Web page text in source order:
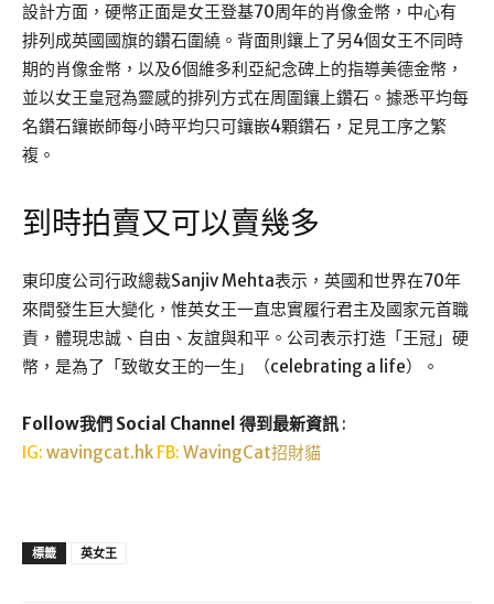
設計方面，硬幣正面是女王登基70周年的肖像金幣，中心有
排列成英國國旗的鑽石圍繞。背面則鑲上了另4個女王不同時
期的肖像金幣，以及6個維多利亞紀念碑上的指導美德金幣，
並以女王皇冠為靈感的排列方式在周圍鑲上鑽石。據悉平均每
名鑽石鑲嵌師每小時平均只可鑲嵌4顆鑽石，足見工序之繁
複。
到時拍賣又可以賣幾多
東印度公司行政總裁Sanjiv Mehta表示，英國和世界在70年
來間發生巨大變化，惟英女王一直忠實履行君主及國家元首職
責，體現忠誠、自由、友誼與和平。公司表示打造「王冠」硬
幣，是為了「致敬女王的一生」（celebrating a life）。
Follow我們 Social Channel 得到最新資訊 :
IG: wavingcat.hk FB: WavingCat招財貓
標籤 英女王